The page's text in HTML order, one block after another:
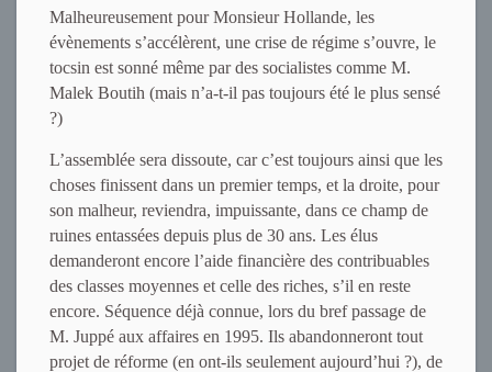
Malheureusement pour Monsieur Hollande, les
évènements s’accélèrent, une crise de régime s’ouvre, le
tocsin est sonné même par des socialistes comme M.
Malek Boutih (mais n’a-t-il pas toujours été le plus sensé
?)
L’assemblée sera dissoute, car c’est toujours ainsi que les
choses finissent dans un premier temps, et la droite, pour
son malheur, reviendra, impuissante, dans ce champ de
ruines entassées depuis plus de 30 ans. Les élus
demanderont encore l’aide financière des contribuables
des classes moyennes et celle des riches, s’il en reste
encore. Séquence déjà connue, lors du bref passage de
M. Juppé aux affaires en 1995. Ils abandonneront tout
projet de réforme (en ont-ils seulement aujourd’hui ?), de